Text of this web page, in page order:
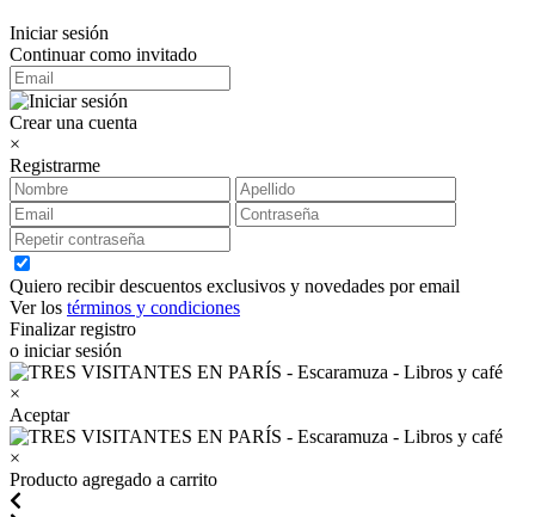
Iniciar sesión
Continuar como invitado
Crear una cuenta
×
Registrarme
Quiero recibir descuentos exclusivos y novedades por email
Ver los términos y condiciones
Finalizar registro
o iniciar sesión
×
Aceptar
×
Producto agregado a carrito